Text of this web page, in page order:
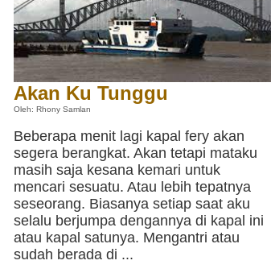
Akan Ku Tunggu
Oleh: Rhony Samlan
Beberapa menit lagi kapal fery akan
segera berangkat. Akan tetapi mataku
masih saja kesana kemari untuk
mencari sesuatu. Atau lebih tepatnya
seseorang. Biasanya setiap saat aku
selalu berjumpa dengannya di kapal ini
atau kapal satunya. Mengantri atau
sudah berada di ...